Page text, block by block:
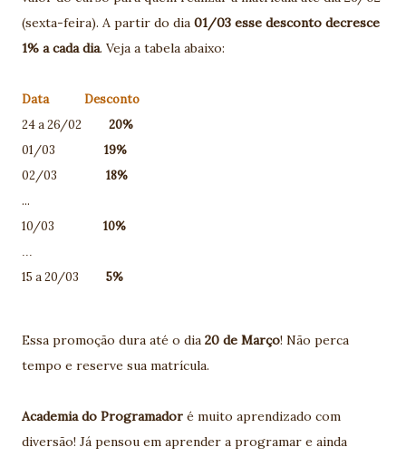
(sexta-feira). A partir do dia 01/03 esse desconto decresce
1% a cada dia. Veja a tabela abaixo:
Data Desconto
24 a 26/02 20%
01/03 19%
02/03 18%
...
10/03 10%
15 a 20/03 5%
Essa promoção dura até o dia 20 de Março! Não perca
tempo e reserve sua matrícula.
Academia do Programador é muito aprendizado com
diversão! Já pensou em aprender a programar e ainda